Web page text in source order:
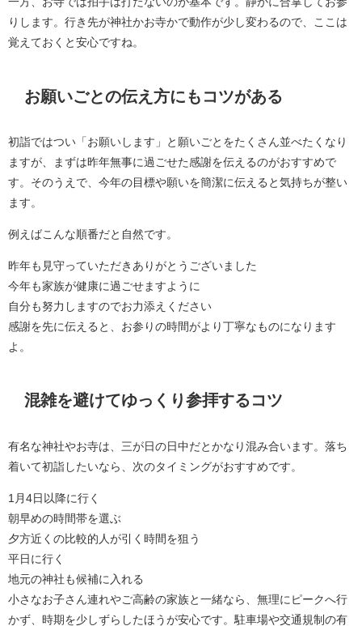
りします。行き先が神社かお寺かで動作が少し変わるので、ここは
覚えておくと安心ですね。
お願いごとの伝え方にもコツがある
初詣ではつい「お願いします」と願いごとをたくさん並べたくなり
ますが、まずは昨年無事に過ごせた感謝を伝えるのがおすすめで
す。そのうえで、今年の目標や願いを簡潔に伝えると気持ちが整い
ます。
例えばこんな順番だと自然です。
昨年も見守っていただきありがとうございました
今年も家族が健康に過ごせますように
自分も努力しますのでお力添えください
感謝を先に伝えると、お参りの時間がより丁寧なものになります
よ。
混雑を避けてゆっくり参拝するコツ
有名な神社やお寺は、三が日の日中だとかなり混み合います。落ち
着いて初詣したいなら、次のタイミングがおすすめです。
1月4日以降に行く
朝早めの時間帯を選ぶ
夕方近くの比較的人が引く時間を狙う
平日に行く
地元の神社も候補に入れる
小さなお子さん連れやご高齢の家族と一緒なら、無理にピークへ行
かず、時期を少しずらしたほうが安心です。駐車場や交通規制の有